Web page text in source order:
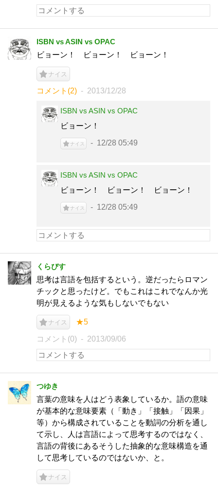
ISBN vs ASIN vs OPAC
ビョーン！ ビョーン！ ビョーン！
ナイス
コメント(2) 2013/12/28
ISBN vs ASIN vs OPAC
ビョーン！
ナイス 12/28 05:49
ISBN vs ASIN vs OPAC
ビョーン！ ビョーン！ ビョーン！
ナイス 12/28 05:49
くらびす
思考は言語を包括するという。逆だったらロマン
チックと思ったけど。でもこれはこれでなんか光
明が見えるような気もしないでもない
ナイス ★5
コメント(0) 2013/09/06
つゆき
言葉の意味を人はどう表象しているか。語の意味
が基本的な意味要素（「動き」「接触」「因果」
等）から構成されていることを動詞の分析を通し
て示し、人は言語によって思考するのではなく、
言語の背後にあるそうした抽象的な意味構造を通
して思考しているのではないか、と。
ナイス